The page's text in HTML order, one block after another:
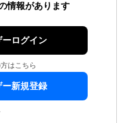
情報があります
ーログイン
はこちら
ー新規登録